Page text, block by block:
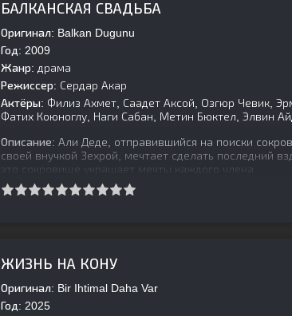
БАЛКАНСКАЯ СВАДЬБА
Оригинал: Balkan Dugunu
Год: 2009
Жанр: драма
Режиссер: Сердар Акар
Актёры: Филиз Ахмет, Саадет Аксой, Озгюр Чевик,
Фатих Коюноглу, Наги Сабан, Метин Бюктел, Элвин
Описание: Али Деде, отправившийся на поиски
своей внучкой Зехрой, мечтает сделать последний
это сокровище украшает мечты каждого члена
ЖИЗНЬ НА КОНУ
Оригинал: Bir Ihtimal Daha Var
Год: 2025